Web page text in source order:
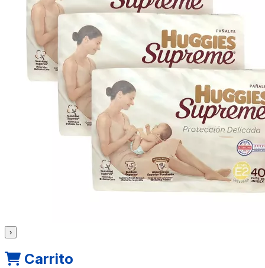
›
Carrito